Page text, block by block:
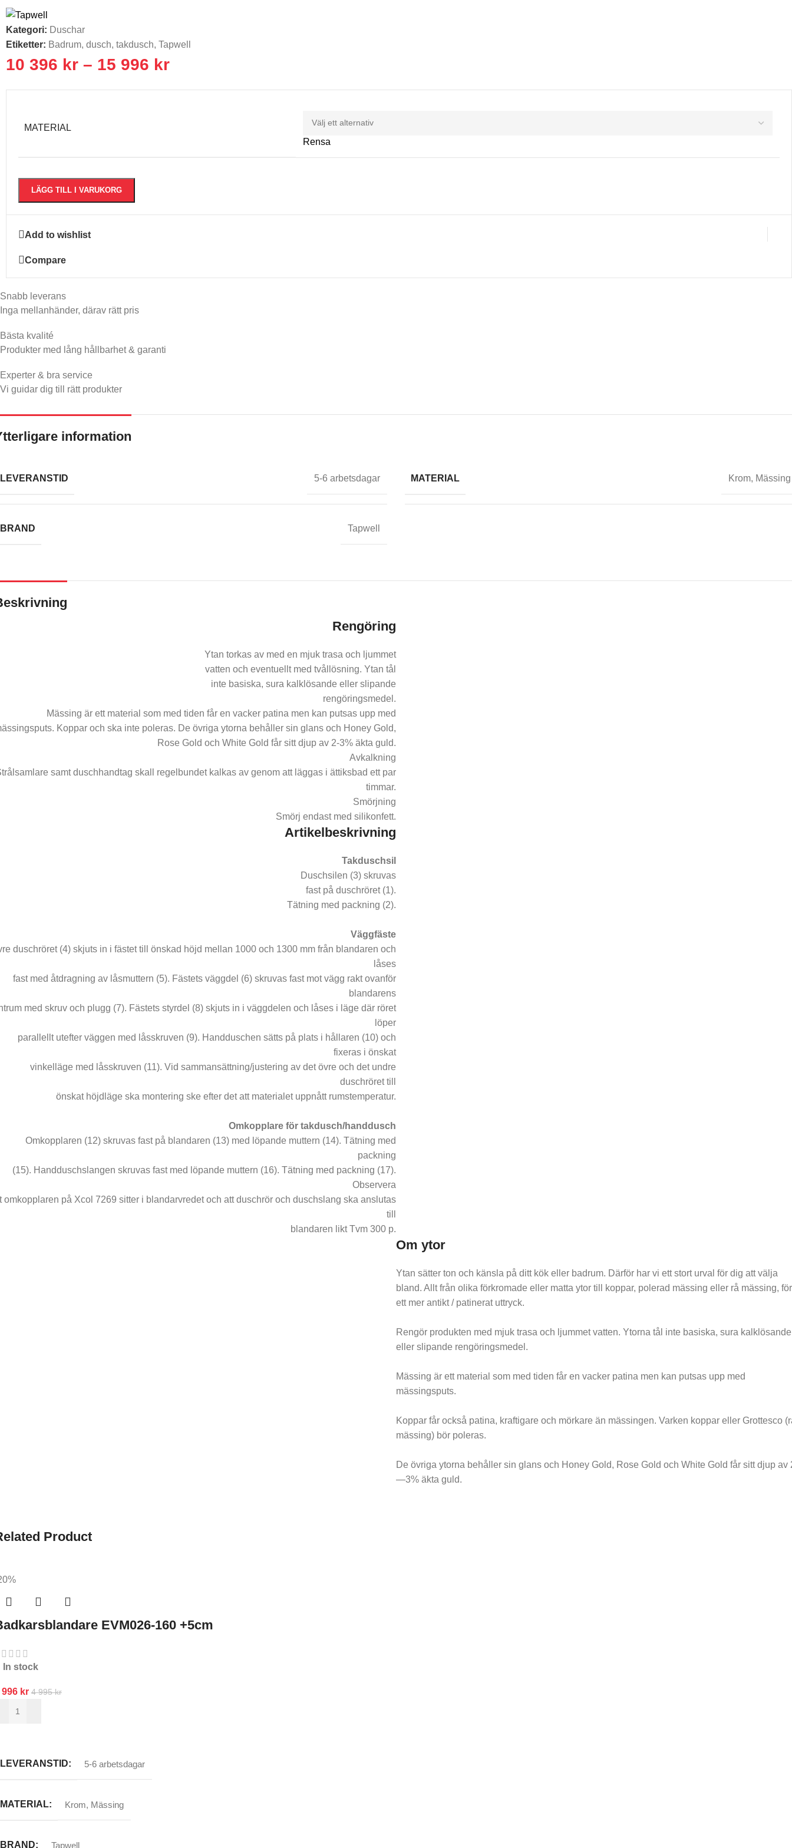
Kategori: Duschar
Etiketter: Badrum, dusch, takdusch, Tapwell
10 396 kr – 15 996 kr
MATERIAL
Rensa
LÄGG TILL I VARUKORG
Add to wishlist
Compare
Snabb leverans​
Inga mellanhänder, därav rätt pris
Bästa kvalité
Produkter med lång hållbarhet & garanti
Experter & bra service
Vi guidar dig till rätt produkter
information
LEVERANSTID 5-6 arbetsdagar MATERIAL Krom, Mässing
BRAND Tapwell
Rengöring
Ytan torkas av med en mjuk trasa och ljummet
vatten och eventuellt med tvållösning. Ytan tål
inte basiska, sura kalklösande eller slipande
rengöringsmedel.
Mässing är ett material som med tiden får en vacker patina men kan putsas upp med
Koppar och ska inte poleras. De övriga ytorna behåller sin glans och Honey Gold,
Rose Gold och White Gold får sitt djup av 2-3% äkta guld.
Avkalkning
samt duschhandtag skall regelbundet kalkas av genom att läggas i ättiksbad ett par
timmar.
Smörjning
Smörj endast med silikonfett.
Artikelbeskrivning
Takduschsil
Duschsilen (3) skruvas
fast på duschröret (1).
Tätning med packning (2).
Väggfäste
duschröret (4) skjuts in i fästet till önskad höjd mellan 1000 och 1300 mm från blandaren och
låses
fast med åtdragning av låsmuttern (5). Fästets väggdel (6) skruvas fast mot vägg rakt ovanför
blandarens
med skruv och plugg (7). Fästets styrdel (8) skjuts in i väggdelen och låses i läge där röret
löper
parallellt utefter väggen med låsskruven (9). Handduschen sätts på plats i hållaren (10) och
fixeras i önskat
vinkelläge med låsskruven (11). Vid sammansättning/justering av det övre och det undre
duschröret till
önskat höjdläge ska montering ske efter det att materialet uppnått rumstemperatur.
Omkopplare för takdusch/handdusch
Omkopplaren (12) skruvas fast på blandaren (13) med löpande muttern (14). Tätning med
packning
(15). Handduschslangen skruvas fast med löpande muttern (16). Tätning med packning (17).
Observera
omkopplaren på Xcol 7269 sitter i blandarvredet och att duschrör och duschslang ska anslutas
till
blandaren likt Tvm 300 p.
Om ytor
Ytan sätter ton och känsla på ditt kök eller badrum. Därför har vi ett stort urval för dig att välja
bland. Allt från olika förkromade eller matta ytor till koppar, polerad mässing eller rå mässing, för
ett mer antikt / patinerat uttryck.
Rengör produkten med mjuk trasa och ljummet vatten. Ytorna tål inte basiska, sura kalklösande
eller slipande rengöringsmedel.
Mässing är ett material som med tiden får en vacker patina men kan putsas upp med
mässingsputs.
Koppar får också patina, kraftigare och mörkare än mässingen. Varken koppar eller Grottesco
mässing) bör poleras.
De övriga ytorna behåller sin glans och Honey Gold, Rose Gold och White Gold får sitt djup av
—3% äkta guld.
Product
EVM026-160 +5cm
In stock
996 kr 4 995kr
LEVERANSTID 5-6 arbetsdagar
MATERIAL Krom, Mässing
BRAND Tapwell